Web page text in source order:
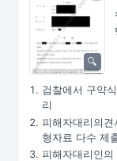
검찰에서 구약
리
피해자대리의
형자료 다수 제
피해자대리인